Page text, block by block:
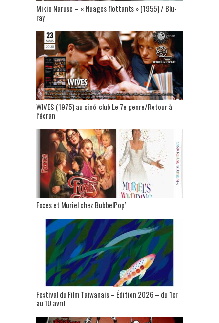
Mikio Naruse – « Nuages flottants » (1955) / Blu-
ray
WIVES (1975) au ciné-club Le 7e genre/Retour à
l’écran
Foxes et Muriel chez BubbelPop’
Festival du Film Taïwanais – Édition 2026 – du 1er
au 10 avril